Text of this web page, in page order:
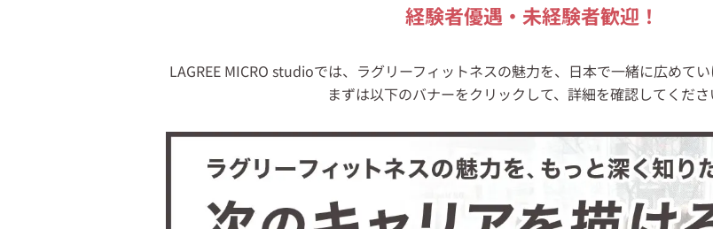
経験者優遇・未経験者歓迎！
LAGREE MICRO studioでは、ラグリーフィットネスの魅力を、日本で一緒に広めて
まずは以下のバナーをクリックして、詳細を確認してくださ